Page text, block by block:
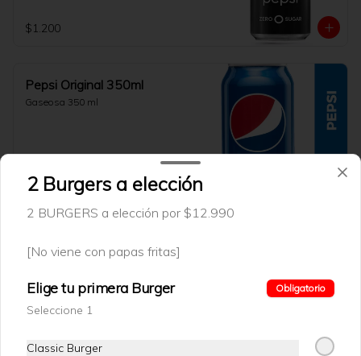
$1.200
Pepsi Original 350ml
Gaseosa 350 ml
$1.200
Gaseosa 310 ml
$1.200
2 Burgers a elección
2 BURGERS a elección por $12.990
[No viene con papas fritas]
Elige tu primera Burger Obligatorio
Seleccione 1
Classic Burger